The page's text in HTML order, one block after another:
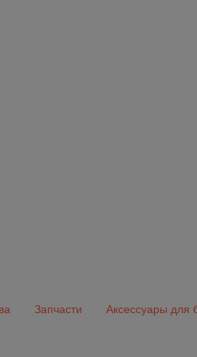
Запчасти Аксессуары для